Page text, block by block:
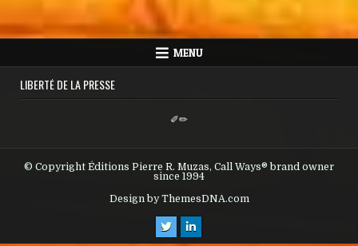
MENU
LIBERTÉ DE LA PRESSE
✐✏
© Copyright Éditions Pierre R. Muzas, Call Ways® brand owner
since 1994
Design by ThemesDNA.com